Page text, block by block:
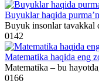
Buyuklar haqida
Buyuk insonlar tavakkal
0142
Matematika haqida eng
Matematika – bu
0166